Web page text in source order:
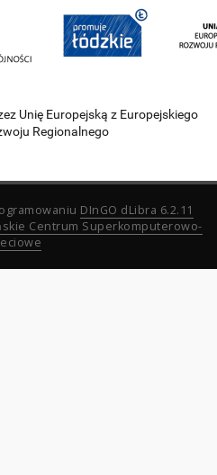
Unię Europejską z Europejskiego
Regionalnego
DInGO dLibra 6.2.11
Centrum Superkomputerowo-